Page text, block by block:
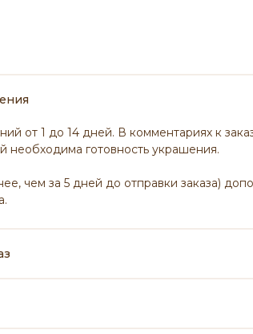
от 1 до 14 дней. В комментариях к
необходима готовность украшения.
чем за 5 дней до отправки заказа)